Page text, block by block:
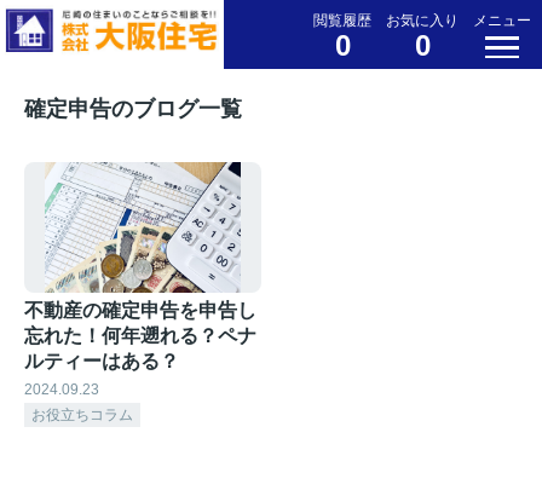
閲覧履歴
0
お気に入り
0
メニュー
確定申告のブログ一覧
不動産の確定申告を申告し
忘れた！何年遡れる？ペナ
ルティーはある？
2024.09.23
お役立ちコラム